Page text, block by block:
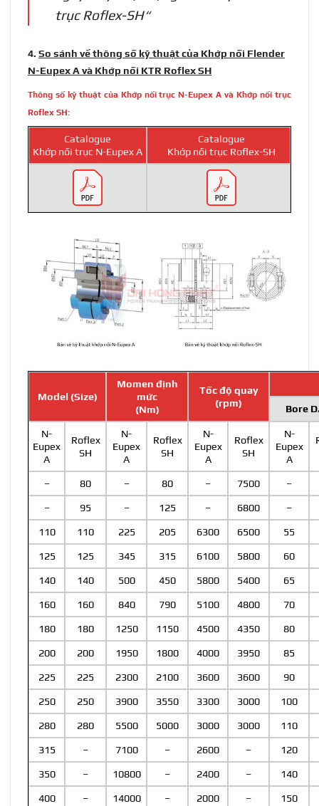
trục Roflex-SH“
4. So sánh về thông số kỹ thuật của Khớp nối Flender
N-Eupex A và Khớp nối KTR Roflex SH
Thông số kỹ thuật của Khớp nối trục N-Eupex A và Khớp nối trục
Roflex SH:
Catalogue
Khớp nối trục N-Eupex A
Catalogue
Khớp nối trục Roflex-SH
Model (Size)
Momen định
mức
(Nm)
Tốc độ quay
(rpm)
Bore
N-
Eupex
A
Roflex
SH
N-
Eupex
A
Roflex
SH
N-
Eupex
A
Roflex
SH
N-
Eupex
A
– 80 – 80 – 7500 –
– 95 – 125 – 6800 –
110 110 225 205 6300 6500 55
125 125 345 315 6100 5800 60
140 140 500 450 5800 5400 65
160 160 840 790 5100 4800 70
180 180 1250 1150 4500 4350 80
200 200 1950 1800 4000 3950 85
225 225 2300 2100 3600 3600 90
250 250 3900 3550 3300 3000 100
280 280 5500 5000 3000 3000 110
315 – 7100 – 2600 – 120
350 – 10800 – 2400 – 140
400 – 14000 – 2000 – 150